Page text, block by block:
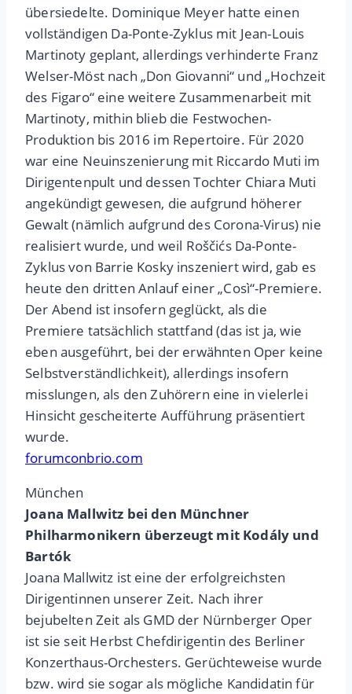
übersiedelte. Dominique Meyer hatte einen
vollständigen Da-Ponte-Zyklus mit Jean-Louis
Martinoty geplant, allerdings verhinderte Franz
Welser-Möst nach „Don Giovanni“ und „Hochzeit
des Figaro“ eine weitere Zusammenarbeit mit
Martinoty, mithin blieb die Festwochen-
Produktion bis 2016 im Repertoire. Für 2020
war eine Neuinszenierung mit Riccardo Muti im
Dirigentenpult und dessen Tochter Chiara Muti
angekündigt gewesen, die aufgrund höherer
Gewalt (nämlich aufgrund des Corona-Virus) nie
realisiert wurde, und weil Roščićs Da-Ponte-
Zyklus von Barrie Kosky inszeniert wird, gab es
heute den dritten Anlauf einer „Così“-Premiere.
Der Abend ist insofern geglückt, als die
Premiere tatsächlich stattfand (das ist ja, wie
eben ausgeführt, bei der erwähnten Oper keine
Selbstverständlichkeit), allerdings insofern
misslungen, als den Zuhörern eine in vielerlei
Hinsicht gescheiterte Aufführung präsentiert
wurde.
forumconbrio.com
München
Joana Mallwitz bei den Münchner
Philharmonikern überzeugt mit Kodály und
Bartók
Joana Mallwitz ist eine der erfolgreichsten
Dirigentinnen unserer Zeit. Nach ihrer
bejubelten Zeit als GMD der Nürnberger Oper
ist sie seit Herbst Chefdirigentin des Berliner
Konzerthaus-Orchesters. Gerüchteweise wurde
bzw. wird sie sogar als mögliche Kandidatin für